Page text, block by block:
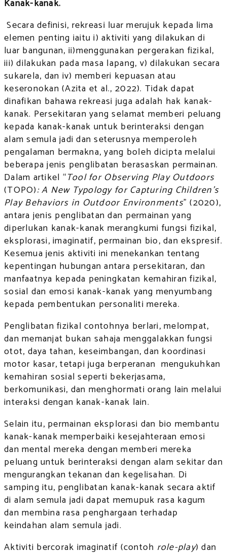
Kanak-kanak.
Secara definisi, rekreasi luar merujuk kepada lima
elemen penting iaitu i) aktiviti yang dilakukan di
luar bangunan, ii)menggunakan pergerakan fizikal,
iii) dilakukan pada masa lapang, v) dilakukan secara
sukarela, dan iv) memberi kepuasan atau
keseronokan (Azita et al., 2022). Tidak dapat
dinafikan bahawa rekreasi juga adalah hak kanak-
kanak. Persekitaran yang selamat memberi peluang
kepada kanak-kanak untuk berinteraksi dengan
alam semula jadi dan seterusnya memperoleh
pengalaman bermakna, yang boleh dicipta melalui
beberapa jenis penglibatan berasaskan permainan.
Dalam artikel “Tool for Observing Play Outdoors
(TOPO): A New Typology for Capturing Children’s
Play Behaviors in Outdoor Environments” (2020),
antara jenis penglibatan dan permainan yang
diperlukan kanak-kanak merangkumi fungsi fizikal,
eksplorasi, imaginatif, permainan bio, dan ekspresif.
Kesemua jenis aktiviti ini menekankan tentang
kepentingan hubungan antara persekitaran, dan
manfaatnya kepada peningkatan kemahiran fizikal,
sosial dan emosi kanak-kanak yang menyumbang
kepada pembentukan personaliti mereka.
Penglibatan fizikal contohnya berlari, melompat,
dan memanjat bukan sahaja menggalakkan fungsi
otot, daya tahan, keseimbangan, dan koordinasi
motor kasar, tetapi juga berperanan mengukuhkan
kemahiran sosial seperti bekerjasama,
berkomunikasi, dan menghormati orang lain melalui
interaksi dengan kanak-kanak lain.
Selain itu, permainan eksplorasi dan bio membantu
kanak-kanak memperbaiki kesejahteraan emosi
dan mental mereka dengan memberi mereka
peluang untuk berinteraksi dengan alam sekitar dan
mengurangkan tekanan dan kegelisahan. Di
samping itu, penglibatan kanak-kanak secara aktif
di alam semula jadi dapat memupuk rasa kagum
dan membina rasa penghargaan terhadap
keindahan alam semula jadi.
Aktiviti bercorak imaginatif (contoh role-play) dan